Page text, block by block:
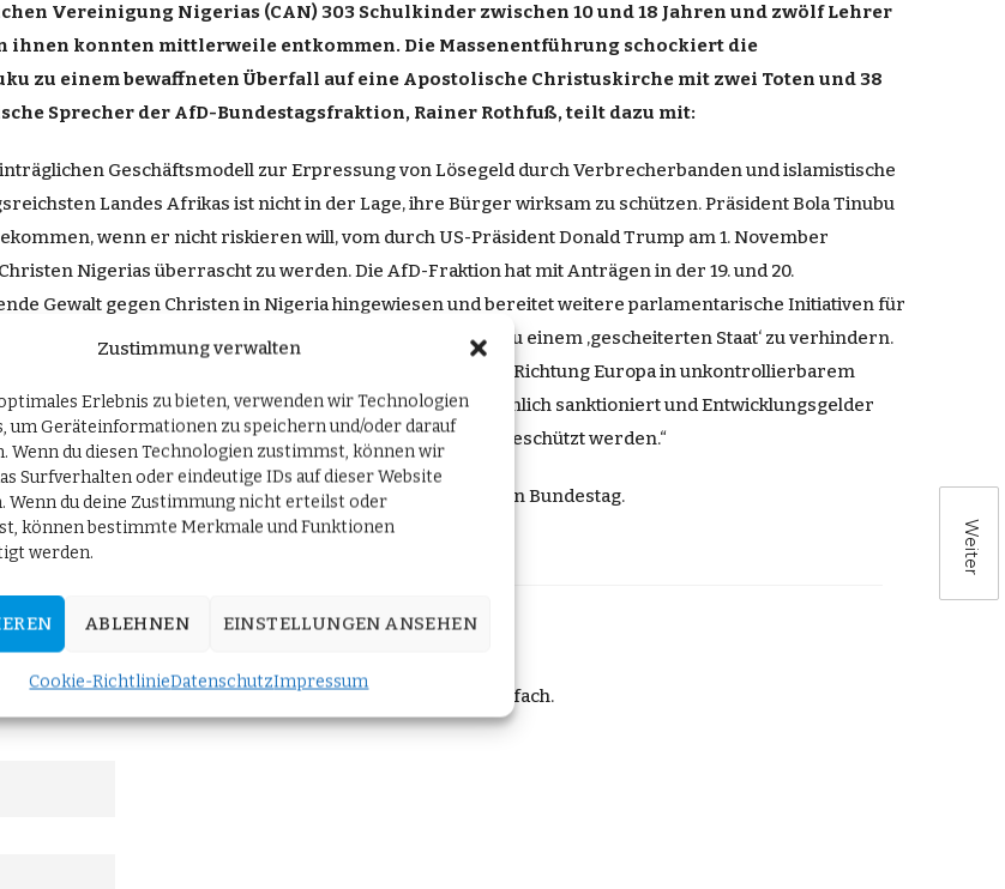
Zustimmung verwalten
Erlebnis zu bieten, verwenden wir Technologien
um Geräteinformationen zu speichern und/oder darauf
Wenn du diesen Technologien zustimmst, können wir
Surfverhalten oder eindeutige IDs auf dieser Website
Wenn du deine Zustimmung nicht erteilst oder
können bestimmte Merkmale und Funktionen
werden.
ABLEHNEN EINSTELLUNGEN ANSEHEN
Cookie-RichtlinieDatenschutzImpressum
Weiter
Vereinigung Nigerias (CAN) 303 Schulkinder zwischen 10 und 18 Jahren und zwölf Lehrer
ihnen konnten mittlerweile entkommen. Die Massenentführung schockiert die
zu einem bewaffneten Überfall auf eine Apostolische Christuskirche mit zwei Toten und 38
Sprecher der AfD-Bundestagsfraktion, Rainer Rothfuß, teilt dazu mit:
Geschäftsmodell zur Erpressung von Lösegeld durch Verbrecherbanden und islamistische
Landes Afrikas ist nicht in der Lage, ihre Bürger wirksam zu schützen. Präsident Bola Tinubu
wenn er nicht riskieren will, vom durch US-Präsident Donald Trump am 1. November
Nigerias überrascht zu werden. Die AfD-Fraktion hat mit Anträgen in der 19. und 20.
Gewalt gegen Christen in Nigeria hingewiesen und bereitet weitere parlamentarische Initiativen für
aufgerufen, endlich alles zu tun, um Nigerias Absturz zu einem ,gescheiterten Staat‘ zu verhindern.
Nigeria würde unvermeidlich den Migrationsdruck in Richtung Europa in unkontrollierbarem
sollten bei fortgesetzter Tatenlosigkeit persönlich sanktioniert und Entwicklungsgelder
seit Jahrzehnten überwiegend Christen – nicht effektiv geschützt werden.“
ergreifenerschien zuerst aufAfD-Fraktion im Deutschen Bundestag.
und erhalten Sie die neuesten Updates direkt in Ihr Postfach.